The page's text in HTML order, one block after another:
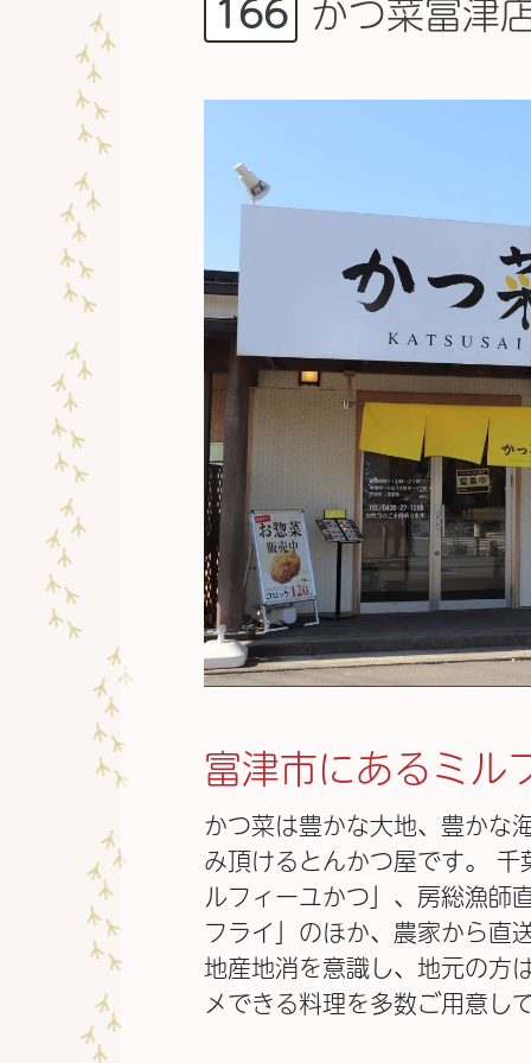
166 かつ菜富津
富津市にあるミル
かつ菜は豊かな大地、豊かな
み頂けるとんかつ屋です。
ルフィーユかつ」、房総漁師
フライ」のほか、農家から直
地産地消を意識し、地元の方
メできる料理を多数ご用意し